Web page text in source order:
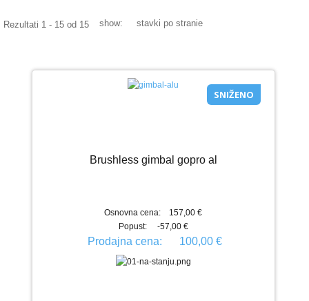
Rezultati 1 - 15 od 15 show: stavki po stranie
SNIŽENO
Brushless gimbal gopro al
Osnovna cena:
157,00 €
Popust:
-57,00 €
Prodajna cena: 100,00 €